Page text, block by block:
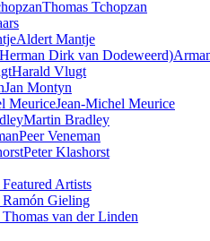
Thomas Tchopzan
Aldert Mantje
Harald Vlugt
Jan Montyn
Jean-Michel Meurice
Martin Bradley
Peer Veneman
Peter Klashorst
Artists
Gieling
van der Linden